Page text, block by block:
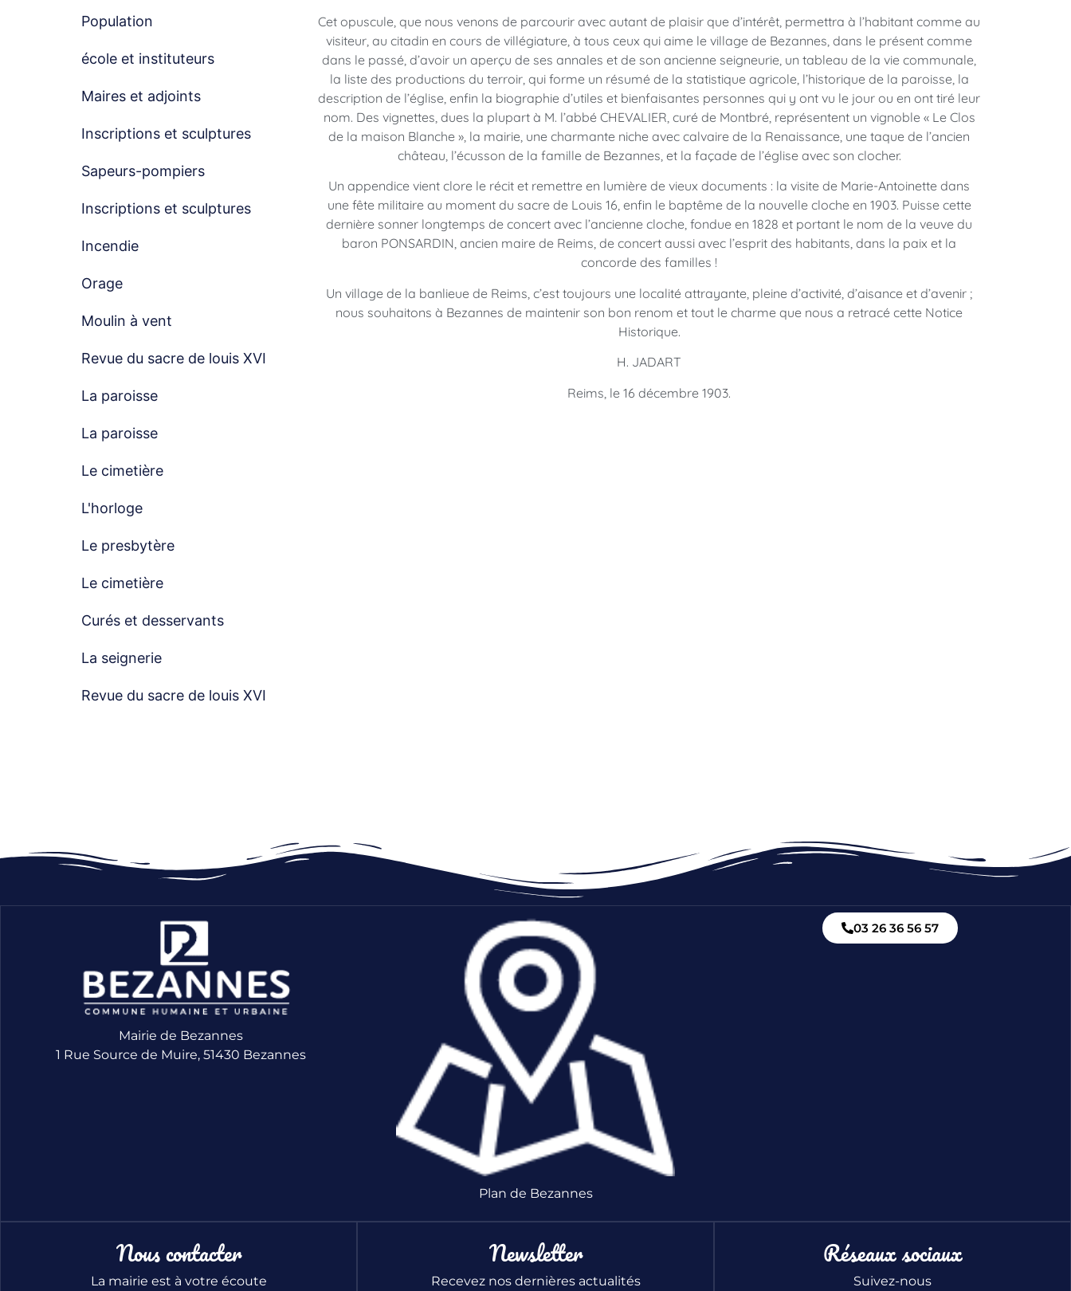
Population
école et instituteurs
Maires et adjoints
Inscriptions et sculptures
Sapeurs-pompiers
Inscriptions et sculptures
Incendie
Orage
Moulin à vent
Revue du sacre de louis XVI
La paroisse
La paroisse
Le cimetière
L'horloge
Le presbytère
Le cimetière
Curés et desservants
La seignerie
Revue du sacre de louis XVI
Cet opuscule, que nous venons de parcourir avec autant de plaisir que d’intérêt, permettra à l’habitant comme au
visiteur, au citadin en cours de villégiature, à tous ceux qui aime le village de Bezannes, dans le présent comme
dans le passé, d’avoir un aperçu de ses annales et de son ancienne seigneurie, un tableau de la vie communale,
la liste des productions du terroir, qui forme un résumé de la statistique agricole, l’historique de la paroisse, la
description de l’église, enfin la biographie d’utiles et bienfaisantes personnes qui y ont vu le jour ou en ont tiré leur
nom. Des vignettes, dues la plupart à M. l’abbé CHEVALIER, curé de Montbré, représentent un vignoble « Le Clos
de la maison Blanche », la mairie, une charmante niche avec calvaire de la Renaissance, une taque de l’ancien
château, l’écusson de la famille de Bezannes, et la façade de l’église avec son clocher.
Un appendice vient clore le récit et remettre en lumière de vieux documents : la visite de Marie-Antoinette dans
une fête militaire au moment du sacre de Louis 16, enfin le baptême de la nouvelle cloche en 1903. Puisse cette
dernière sonner longtemps de concert avec l’ancienne cloche, fondue en 1828 et portant le nom de la veuve du
baron PONSARDIN, ancien maire de Reims, de concert aussi avec l’esprit des habitants, dans la paix et la
concorde des familles !
Un village de la banlieue de Reims, c’est toujours une localité attrayante, pleine d’activité, d’aisance et d’avenir ;
nous souhaitons à Bezannes de maintenir son bon renom et tout le charme que nous a retracé cette Notice
Historique.
H. JADART
Reims, le 16 décembre 1903.
Mairie de Bezannes
1 Rue Source de Muire, 51430 Bezannes
Plan de Bezannes
03 26 36 56 57
Nous contacter
La mairie est à votre écoute
Newsletter
Recevez nos dernières actualités
Réseaux sociaux
Suivez-nous